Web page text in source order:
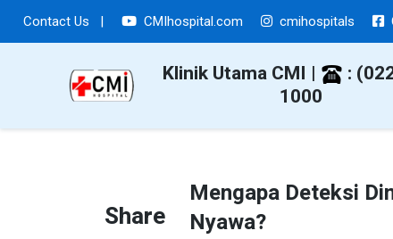
Contact Us | CMIhospital.com cmihospitals
Klinik Utama CMI |
:
1000
Share
Mengapa Deteksi
Nyawa?